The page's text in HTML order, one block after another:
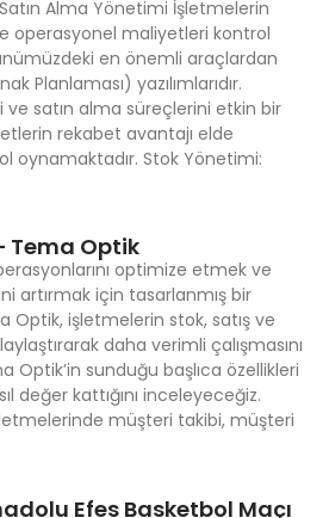
Satın Alma Yönetimi İşletmelerin
operasyonel maliyetleri kontrol
en önemli araçlardan
Planlaması) yazılımlarıdır.
satın alma süreçlerini etkin bir
rekabet avantajı elde
oynamaktadır. Stok Yönetimi:
Tema Optik
optimize etmek ve
artırmak için tasarlanmış bir
Optik, işletmelerin stok, satış ve
daha verimli çalışmasını
Optik’in sunduğu başlıca özellikleri
değer kattığını inceleyeceğiz.
müşteri takibi, müşteri
Efes Basketbol Maçı